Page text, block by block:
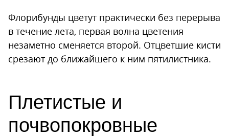
Флорибунды цветут практически без перерыва
в течение лета, первая волна цветения
незаметно сменяется второй. Отцветшие кисти
срезают до ближайшего к ним пятилистника.
Плетистые и
почвопокровные